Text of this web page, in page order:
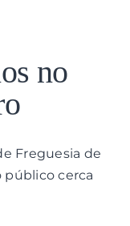
no
Freguesia de
público cerca